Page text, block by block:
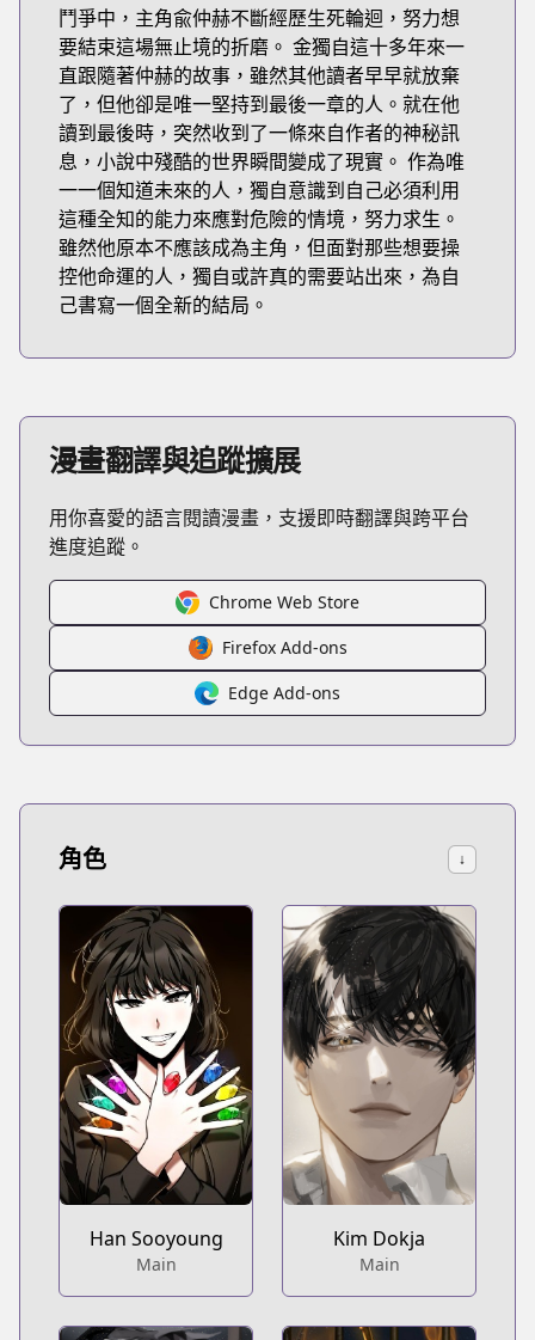
鬥爭中，主角兪仲赫不斷經歷生死輪迴，努力想
要結束這場無止境的折磨。 金獨自這十多年來一
直跟隨著仲赫的故事，雖然其他讀者早早就放棄
了，但他卻是唯一堅持到最後一章的人。就在他
讀到最後時，突然收到了一條來自作者的神秘訊
息，小說中殘酷的世界瞬間變成了現實。 作為唯
一一個知道未來的人，獨自意識到自己必須利用
這種全知的能力來應對危險的情境，努力求生。
雖然他原本不應該成為主角，但面對那些想要操
控他命運的人，獨自或許真的需要站出來，為自
己書寫一個全新的結局。
漫畫翻譯與追蹤擴展
用你喜愛的語言閱讀漫畫，支援即時翻譯與跨平台
進度追蹤。
Chrome Web Store
Firefox Add-ons
Edge Add-ons
角色 ↓
Han Sooyoung
Main
Kim Dokja
Main